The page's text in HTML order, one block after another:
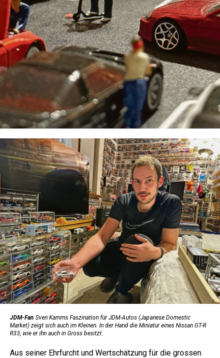
JDM-Fan Sven Kamms Faszination für JDM-Autos (Japanese Domestic
Market) zeigt sich auch im Kleinen. In der Hand die Miniatur eines Nissan GT-R
R33, wie er ihn auch in Gross besitzt.
Aus seiner Ehrfurcht und Wertschätzung für die grossen